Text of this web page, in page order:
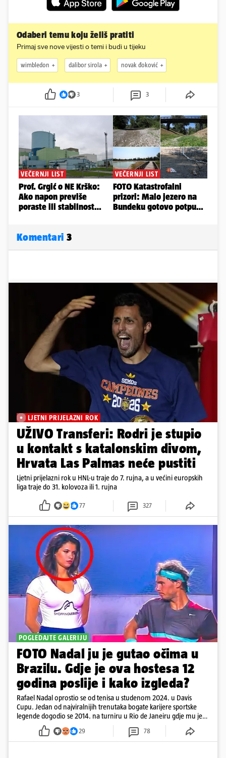
Odaberi temu koju želiš pratiti
Primaj sve nove vijesti o temi i budi u tijeku
wimbledon dalibor sirola novak đoković
3 3
Komentari 3
LJETNI PRIJELAZNI ROK
UŽIVO Transferi: Rodri je stupio
u kontakt s katalonskim divom,
Hrvata Las Palmas neće pustiti
Ljetni prijelazni rok u HNL-u traje do 7. rujna, a u većini europskih
liga traje do 31. kolovoza ili 1. rujna
77 327
POGLEDAJTE GALERIJU
FOTO Nadal ju je gutao očima u
Brazilu. Gdje je ova hostesa 12
godina poslije i kako izgleda?
Rafael Nadal oprostio se od tenisa u studenom 2024. u Davis
Cupu. Jedan od najviralnijih trenutaka bogate karijere sportske
legende dogodio se 2014. na turniru u Rio de Janeiru gdje mu je
pažnju odvlačila ljepotica iza klupe
29 78